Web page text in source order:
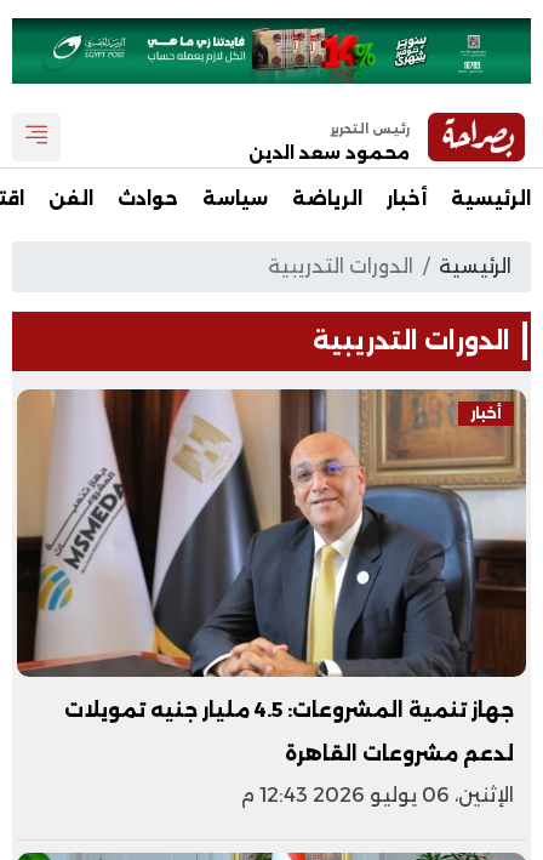
رئيس التحرير
محمود سعد الدين
الرئيسية أخبار الرياضة سياسة حوادث الفن
الرئيسية الدورات التدريبية
الدورات التدريبية
أخبار
جهاز تنمية المشروعات: 4.5 مليار جنيه تمويلات
لدعم مشروعات القاهرة
الإثنين، 06 يوليو 2026 12:43 م